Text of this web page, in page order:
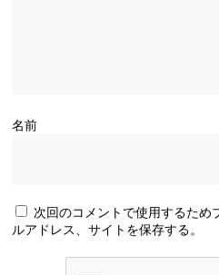
名前
次回のコメントで使用するため
ルアドレス、サイトを保存する。